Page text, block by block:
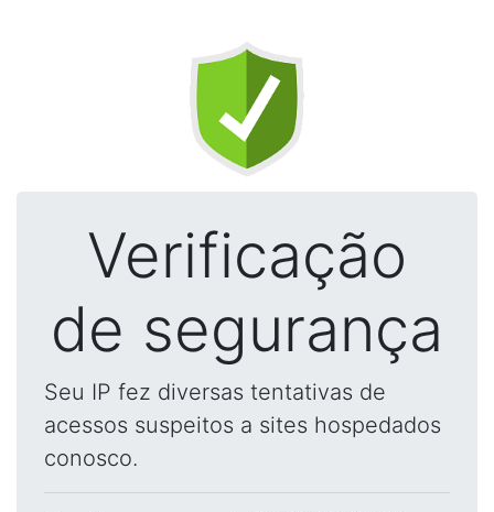
Verificação
de segurança
Seu IP fez diversas tentativas de
acessos suspeitos a sites hospedados
conosco.